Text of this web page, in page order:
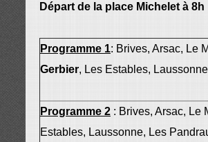
Départ de la place Michelet à 8h
Programme 1: Brives, Arsac, Le
Gerbier, Les Estables,
Programme 2 : Brives, Arsac, Le
Estables, Laussonne, Les